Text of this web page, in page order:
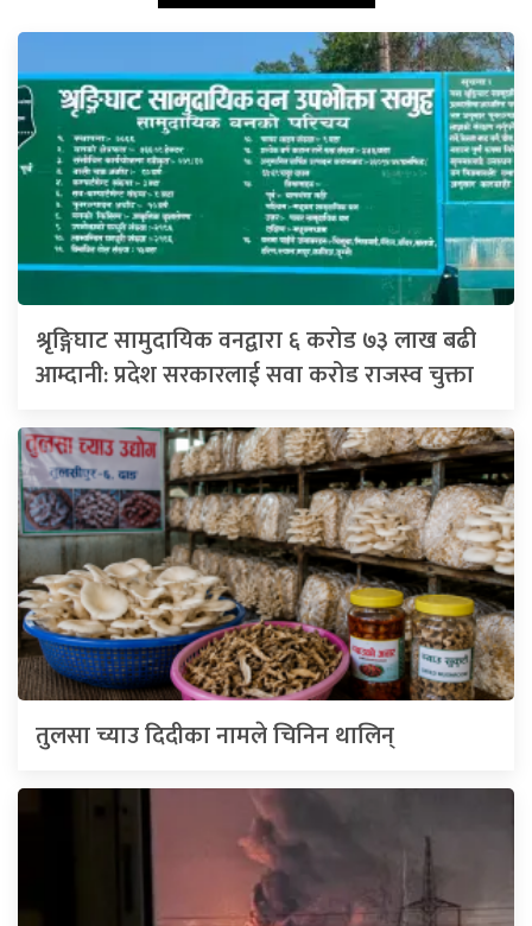
श्रृङ्गिघाट सामुदायिक वनद्वारा ६ करोड ७३ लाख बढी
आम्दानी: प्रदेश सरकारलाई सवा करोड राजस्व चुक्ता
तुलसा च्याउ दिदीका नामले चिनिन थालिन्